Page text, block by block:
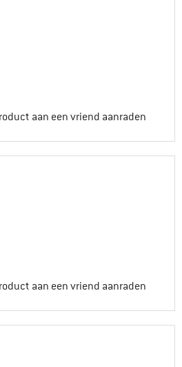
aan een vriend aanraden
aan een vriend aanraden